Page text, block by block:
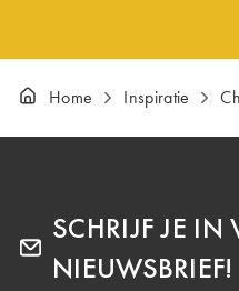
Home Inspiratie
SCHRIJF JE IN
NIEUWSBRIEF!